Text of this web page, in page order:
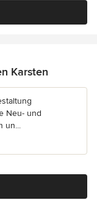
Karsten
Neu- und
un...